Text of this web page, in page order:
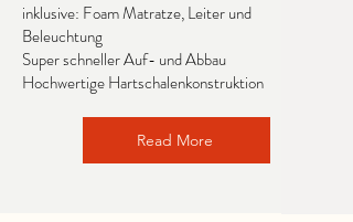
inklusive: Foam Matratze, Leiter und
Beleuchtung
Super schneller Auf- und Abbau
Hochwertige Hartschalenkonstruktion
Read More